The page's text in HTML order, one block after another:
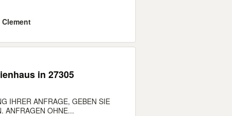
IHRER ANFRAGE, GEBEN SIE
ANFRAGEN OHNE...